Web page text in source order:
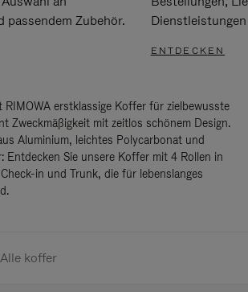
passendem Zubehör.
ENTDECKEN
RIMOWA erstklassige Koffer für zielbewusste
Zweckmäßigkeit mit zeitlos schönem Design.
Aluminium, leichtes Polycarbonat und
Entdecken Sie unsere Koffer mit 4 Rollen in
in und Trunk, die für lebenslanges
Alle koffer